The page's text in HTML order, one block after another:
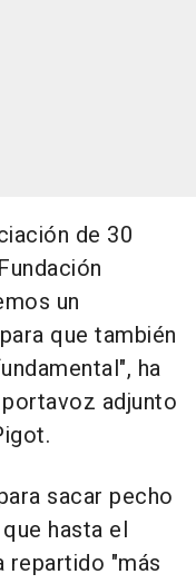
de 30
un
que también
ha
adjunto
sacar pecho
hasta el
repartido "más